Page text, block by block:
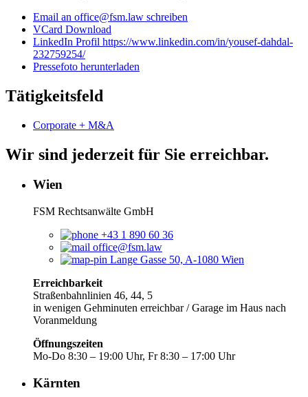
Email an office@fsm.law schreiben
VCard Download
LinkedIn Profil https://www.linkedin.com/in/yousef-dahdal-
232759254/
Pressefoto herunterladen
Tätigkeitsfeld
Corporate + M&A
Wir sind jederzeit für Sie erreichbar.
Wien
FSM Rechtsanwälte GmbH
+43 1 890 60 36
office@fsm.law
Lange Gasse 50, A-1080 Wien
Erreichbarkeit
Straßenbahnlinien 46, 44, 5
in wenigen Gehminuten erreichbar / Garage im Haus nach
Voranmeldung
Öffnungszeiten
Mo-Do 8:30 – 19:00 Uhr, Fr 8:30 – 17:00 Uhr
Kärnten